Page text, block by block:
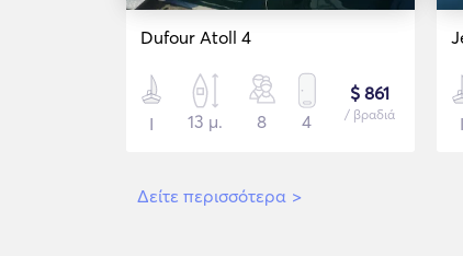
Dufour Atoll 4
Ι 13 μ. 8 4
$ 861
/ βραδιά Ι
Δείτε περισσότερα >